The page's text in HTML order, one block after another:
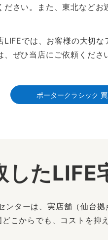
ださい。また、東北など
LIFEでは、お客様の大切
ぜひ当店にご依頼くださ
ポータークラシック
したLIFE
ンターは、実店舗（仙台
どこからでも、コストを抑